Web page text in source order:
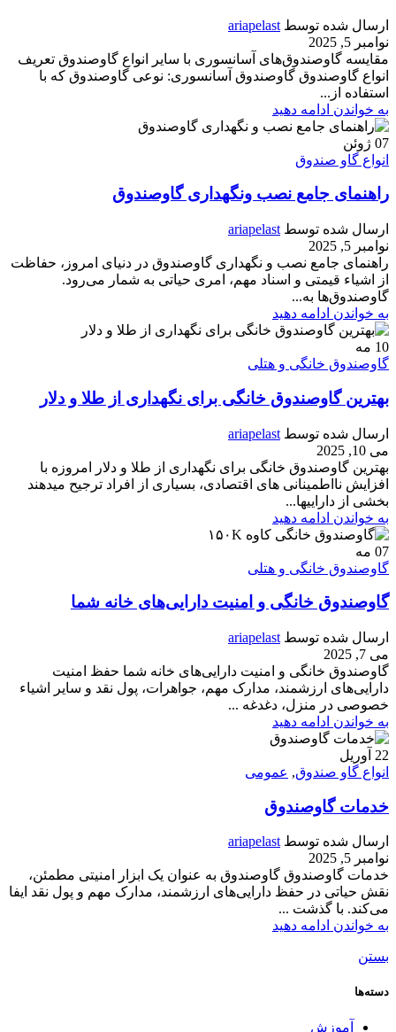
ارسال شده توسط ariapelast
نوامبر 5, 2025
مقایسه گاوصندوق‌های آسانسوری با سایر انواع گاوصندوق تعریف
انواع گاوصندوق گاوصندوق آسانسوری: نوعی گاوصندوق که با
استفاده از...
به خواندن ادامه دهید
07 ژوئن
انواع گاو صندوق
راهنمای جامع نصب ونگهداری گاوصندوق
ارسال شده توسط ariapelast
نوامبر 5, 2025
راهنمای جامع نصب و نگهداری گاوصندوق در دنیای امروز، حفاظت
از اشیاء قیمتی و اسناد مهم، امری حیاتی به شمار می‌رود.
گاوصندوق‌ها به...
به خواندن ادامه دهید
10 مه
گاوصندوق خانگی و هتلی
بهترین گاوصندوق خانگی برای نگهداری از طلا و دلار
ارسال شده توسط ariapelast
می 10, 2025
بهترین گاوصندوق خانگی برای نگهداری از طلا و دلار امروزه با
افزایش نااطمینانی های اقتصادی، بسیاری از افراد ترجیح میدهند
بخشی از داراییها...
به خواندن ادامه دهید
07 مه
گاوصندوق خانگی و هتلی
گاوصندوق خانگی و امنیت دارایی‌های خانه شما
ارسال شده توسط ariapelast
می 7, 2025
گاوصندوق خانگی و امنیت دارایی‌های خانه شما حفظ امنیت
دارایی‌های ارزشمند، مدارک مهم، جواهرات، پول نقد و سایر اشیاء
خصوصی در منزل، دغدغه ...
به خواندن ادامه دهید
22 آوریل
انواع گاو صندوق, عمومی
خدمات گاوصندوق
ارسال شده توسط ariapelast
نوامبر 5, 2025
خدمات گاوصندوق گاوصندوق به عنوان یک ابزار امنیتی مطمئن،
نقش حیاتی در حفظ دارایی‌های ارزشمند، مدارک مهم و پول نقد ایفا
می‌کند. با گذشت ...
به خواندن ادامه دهید
بستن
دسته‌ها
آموزش